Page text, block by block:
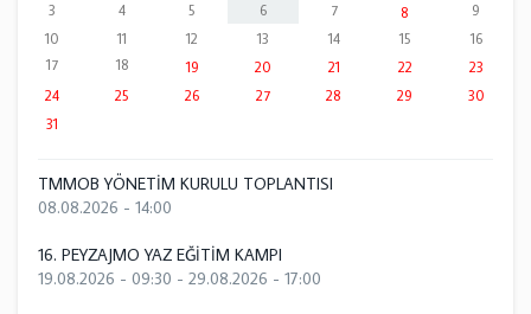
3
4 5 6 7 8
9
10
11 12 13 14 15
16
17
18 19 20 21 22
23
24
25 26 27 28 29
30
31
TMMOB YÖNETİM KURULU TOPLANTISI
08.08.2026 - 14:00
16. PEYZAJMO YAZ EĞİTİM KAMPI
19.08.2026 - 09:30 - 29.08.2026 - 17:00